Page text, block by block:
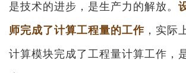
是技术的进步，是生产力的解放。
师完成了计算工程量的工作 ，实际
计算模块完成了工程量计算工作，